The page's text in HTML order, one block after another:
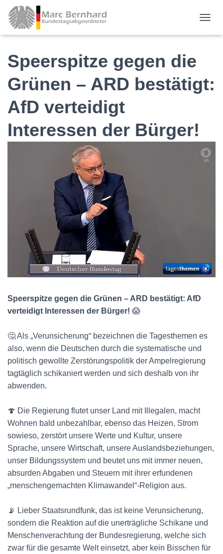
Speerspitze gegen die
Grünen – ARD bestätigt:
AfD verteidigt
Interessen der Bürger!
Speerspitze gegen die Grünen – ARD bestätigt: AfD
verteidigt Interessen der Bürger! 😱
🤔 Als „Verunsicherung“ bezeichnen die Tagesthemen es
also, wenn die Deutschen durch die systematische und
politisch gewollte Zerstörungspolitik der Ampelregierung
tagtäglich schikaniert werden und sich deshalb von ihr
abwenden.
🍄 Die Regierung flutet unser Land mit Illegalen, macht
Wohnen bald unbezahlbar, ebenso das Heizen, Strom
sowieso, zerstört unsere Werte und Kultur, unsere
Sprache, unsere Wirtschaft, unsere Auslandsbeziehungen,
unser Bildungssystem und beutet uns mit immer neuen,
absurden Abgaben und Steuern mit ihrer erfundenen
„menschengemachten Klimawandel“-Religion aus.
📡 Lieber Staatsrundfunk, das ist keine Verunsicherung,
sondern die Reaktion auf die unerträgliche Schikane und
Menschenverachtung der Bundesregierung, welche sich
zwar für die gesamte Welt einsetzt, aber kein Bisschen für